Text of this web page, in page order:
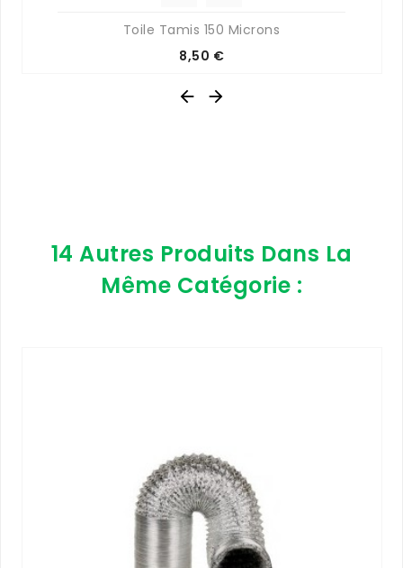
Toile Tamis 150 Microns
Prix
8,50 €
 
14 Autres Produits Dans La
Même Catégorie :